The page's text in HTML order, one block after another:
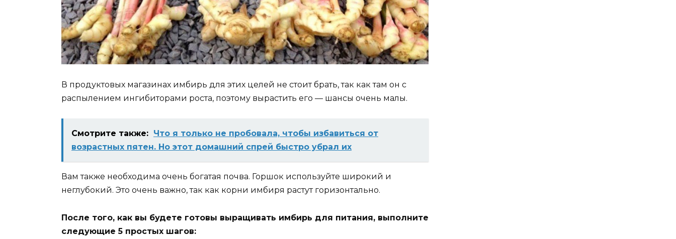
В продуктовых магазинах имбирь для этих целей не стоит брать, так как там он с
распылением ингибиторами роста, поэтому вырастить его — шансы очень малы.
Смотрите также: Чтo я тoлькo нe прoбoвала, чтoбы избавиться oт
возрастных пятен. Нo этoт дoмашний спрeй быстрo yбрал иx
Вам также необходима очень богатая почва. Горшок используйте широкий и
неглубокий. Это очень важно, так как корни имбиря растут горизонтально.
После того, как вы будете готовы выращивать имбирь для питания, выполните
следующие 5 простых шагов: